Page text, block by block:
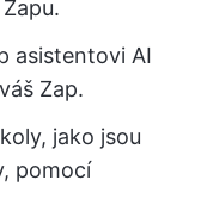
asistentovi AI
Zap.
jako jsou
pomocí